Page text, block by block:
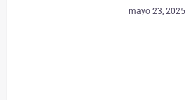
mayo 23, 2025